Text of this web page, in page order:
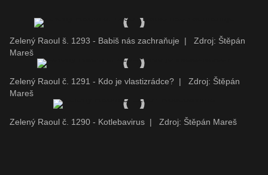
Zelený Raoul š. 1293 - Babiš nás zachraňuje |
Zdroj: Štěpán
Mareš
Zelený Raoul č. 1291 - Kdo je vlastizrádce? |
Zdroj: Štěpán
Mareš
Zelený Raoul č. 1290 - Kotlebavirus | Zdroj: Štěpán Mareš